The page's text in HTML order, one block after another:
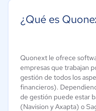
¿Qué es
Quonext le ofrece
empresas que trabajan
gestión de todos los
financieros).
de gestión puede estar
(Navision y Axapta) o